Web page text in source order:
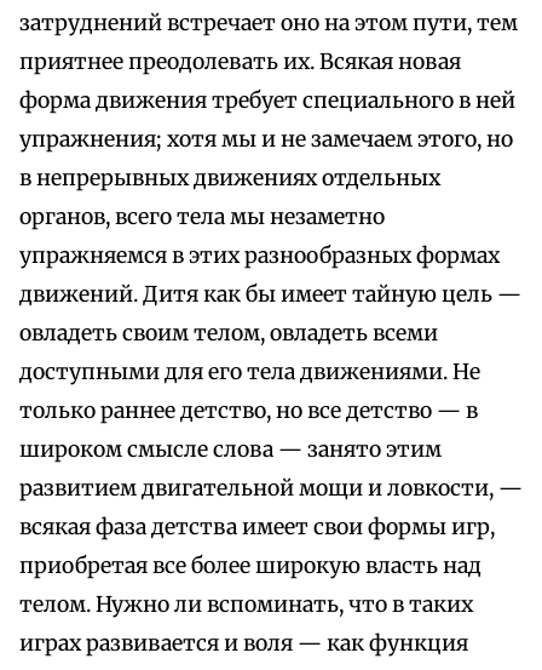
затруднений встречает оно на этом пути, тем
приятнее преодолевать их. Всякая новая
форма движения требует специального в ней
упражнения; хотя мы и не замечаем этого, но
в непрерывных движениях отдельных
органов, всего тела мы незаметно
упражняемся в этих разнообразных формах
движений. Дитя как бы имеет тайную цель —
овладеть своим телом, овладеть всеми
доступными для его тела движениями. Не
только раннее детство, но все детство — в
широком смысле слова — занято этим
развитием двигательной мощи и ловкости, —
всякая фаза детства имеет свои формы игр,
приобретая все более широкую власть над
телом. Нужно ли вспоминать, что в таких
играх развивается и воля — как функция